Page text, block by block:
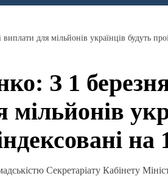
для мільйонів українців будуть
З 1 березня
на
Секретаріату Кабінету